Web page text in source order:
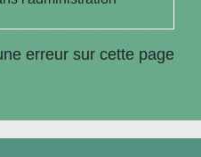
erreur sur cette page